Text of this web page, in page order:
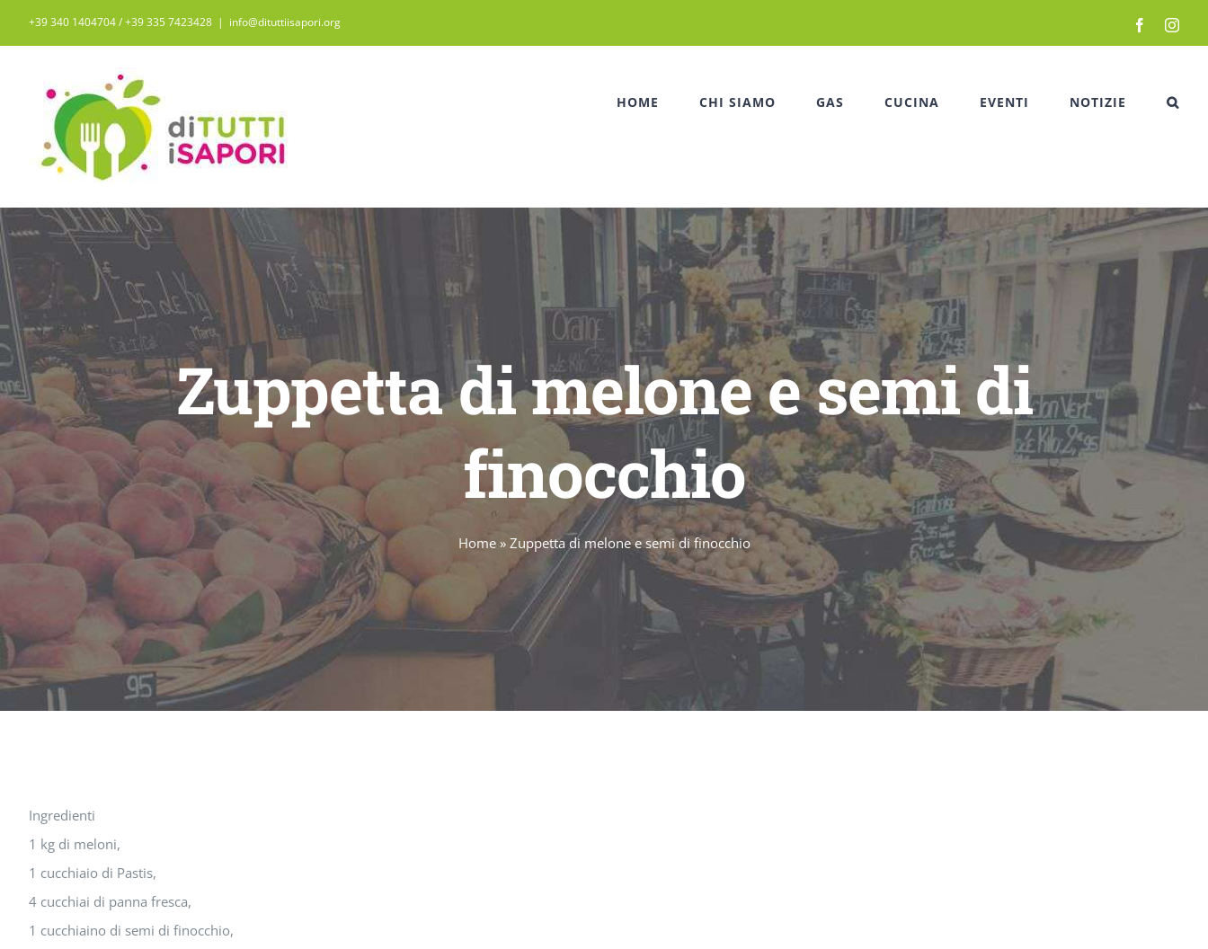
al
+39 340 1404704 / ‭+39 335 7423428‬ | info@dituttiisapori.org Facebook
HOME CHI SIAMO GAS CUCINA EVENTI NOTIZIE
Zuppetta di melone e semi di
finocchio
Home» Zuppetta di melone e semi di finocchio
Ingredienti
1 kg di meloni,
1 cucchiaio di Pastis,
4 cucchiai di panna fresca,
1 cucchiaino di semi di finocchio,